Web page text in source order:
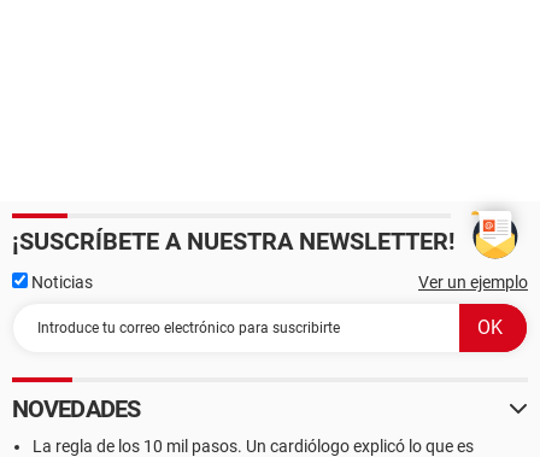
¡SUSCRÍBETE A NUESTRA NEWSLETTER!
Noticias Ver un ejemplo
NOVEDADES
La regla de los 10 mil pasos. Un cardiólogo explicó lo que es